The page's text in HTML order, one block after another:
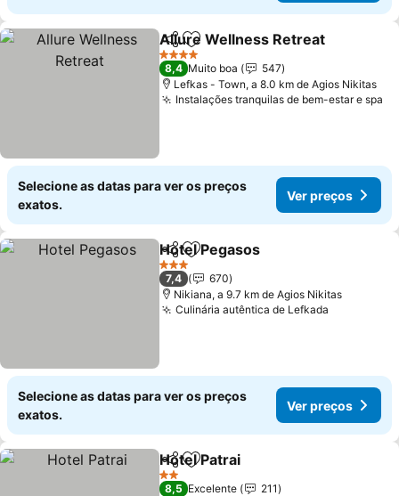
PartilharAdicionar aos favoritos
Allure Wellness Retreat
4 Estrelas
8,4 Muito boa
547
Lefkas - Town, a 8.0 km de Agios Nikitas
Instalações tranquilas de bem-estar e spa
Selecione as datas para ver os preços
exatos.
Ver preços
PartilharAdicionar aos favoritos
Hotel Pegasos
3 Estrelas
7,4
670
Nikiana, a 9.7 km de Agios Nikitas
Culinária autêntica de Lefkada
Selecione as datas para ver os preços
exatos.
Ver preços
PartilharAdicionar aos favoritos
Hotel Patrai
2 Estrelas
8,5 Excelente
211